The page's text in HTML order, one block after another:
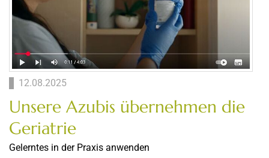
12.08.2025
Unsere Azubis übernehmen die
Geriatrie
Gelerntes in der Praxis anwenden